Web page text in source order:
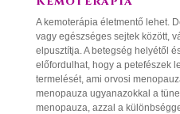
A kemoterápia életmentő lehet.
vagy egészséges sejtek között,
elpusztítja. A betegség helyétől
előfordulhat, hogy a petefészek
termelését, ami orvosi
menopauza ugyanazokkal a
menopauza, azzal a